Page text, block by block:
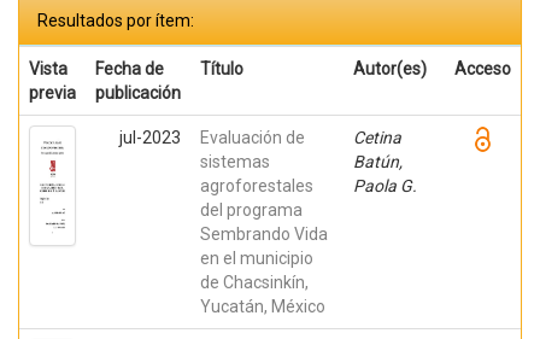
Resultados por ítem:
Vista
previa
Fecha de
publicación
Título Autor(es) Acceso
jul-2023
Evaluación de
sistemas
agroforestales
del programa
Sembrando Vida
en el municipio
de Chacsinkín,
Yucatán, México
Cetina
Batún,
Paola G.